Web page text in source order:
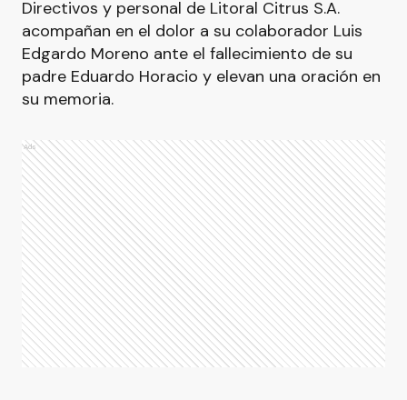
Directivos y personal de Litoral Citrus S.A.
acompañan en el dolor a su colaborador Luis
Edgardo Moreno ante el fallecimiento de su
padre Eduardo Horacio y elevan una oración en
su memoria.
Ads